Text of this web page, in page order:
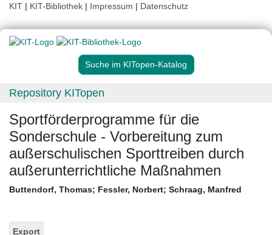
KIT | KIT-Bibliothek | Impressum | Datenschutz
Suche im KITopen-Katalog
Repository KITopen
Sportförderprogramme für die
Sonderschule - Vorbereitung zum
außerschulischen Sporttreiben durch
außerunterrichtliche Maßnahmen
Buttendorf, Thomas; Fessler, Norbert; Schraag, Manfred
Export